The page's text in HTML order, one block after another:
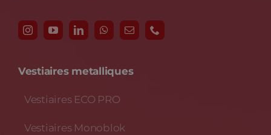
Vestiaires metalliques
Vestiaires ECO PRO
Vestiaires Monoblok